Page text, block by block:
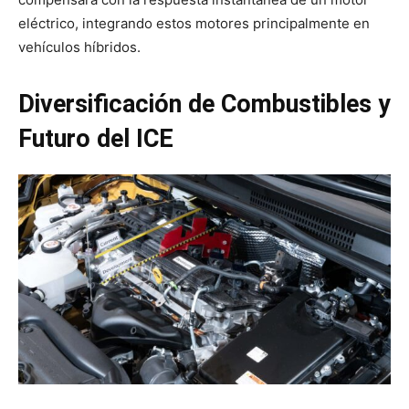
eléctrico, integrando estos motores principalmente en
vehículos híbridos.
Diversificación de Combustibles y
Futuro del ICE